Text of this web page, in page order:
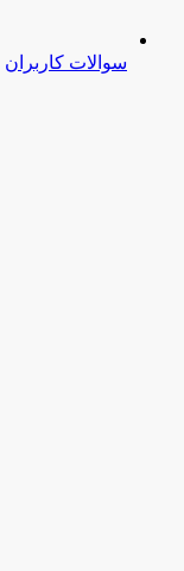
سوالات کاربران